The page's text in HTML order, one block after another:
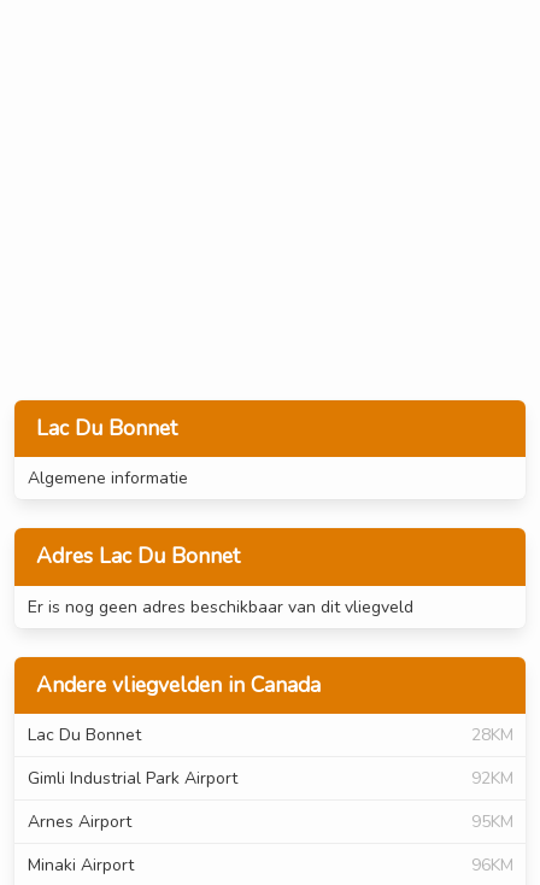
Lac Du Bonnet
Algemene informatie
Adres Lac Du Bonnet
Er is nog geen adres beschikbaar van dit vliegveld
Andere vliegvelden in Canada
Lac Du Bonnet
28KM
Gimli Industrial Park Airport
92KM
Arnes Airport
95KM
Minaki Airport
96KM